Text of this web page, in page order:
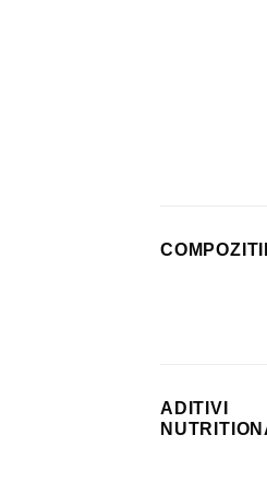
ADITIVI